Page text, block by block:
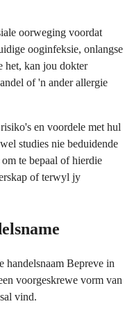
oorweging voordat
ooginfeksie, onlangse
het, kan jou dokter
of 'n ander allergie
en voordele met hul
studies nie beduidende
te bepaal of hierdie
of terwyl jy
handelsnaam Bepreve in
voorgeskrewe vorm van
vind.